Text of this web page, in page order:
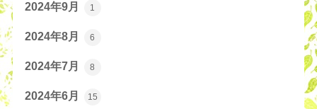
2024年9月 1
2024年8月 6
2024年7月 8
2024年6月 15